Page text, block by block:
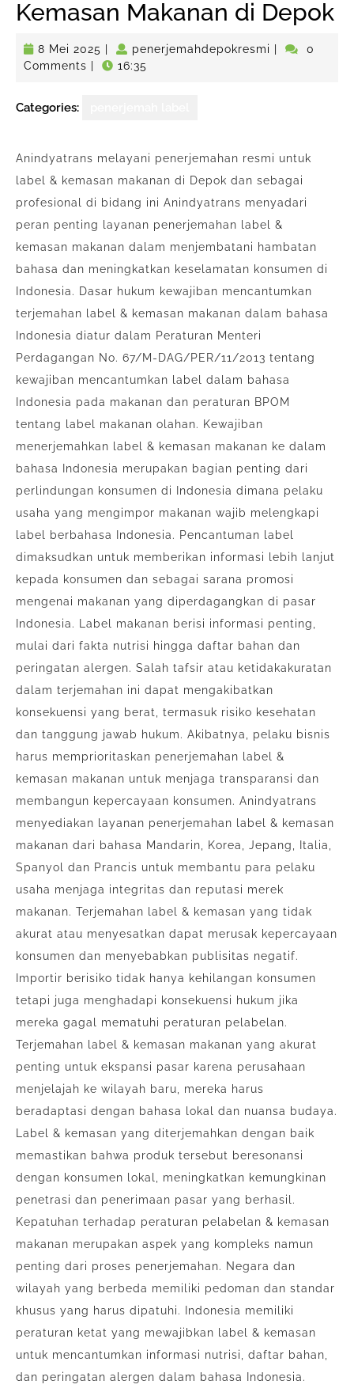
Kemasan Makanan di Depok
8 Mei 2025 8
Mei
penerjemahdepokresmi
0
Comments
16:35
Categories:
Anindyatrans melayani penerjemahan resmi untuk
label & kemasan makanan di Depok dan sebagai
profesional di bidang ini Anindyatrans menyadari
peran penting layanan penerjemahan label &
kemasan makanan dalam menjembatani hambatan
bahasa dan meningkatkan keselamatan konsumen di
Indonesia. Dasar hukum kewajiban mencantumkan
terjemahan label & kemasan makanan dalam bahasa
Indonesia diatur dalam Peraturan Menteri
Perdagangan No. 67/M-DAG/PER/11/2013 tentang
kewajiban mencantumkan label dalam bahasa
Indonesia pada makanan dan peraturan BPOM
tentang label makanan olahan. Kewajiban
menerjemahkan label & kemasan makanan ke dalam
bahasa Indonesia merupakan bagian penting dari
perlindungan konsumen di Indonesia dimana pelaku
usaha yang mengimpor makanan wajib melengkapi
label berbahasa Indonesia. Pencantuman label
dimaksudkan untuk memberikan informasi lebih lanjut
kepada konsumen dan sebagai sarana promosi
mengenai makanan yang diperdagangkan di pasar
Indonesia. Label makanan berisi informasi penting,
mulai dari fakta nutrisi hingga daftar bahan dan
peringatan alergen. Salah tafsir atau ketidakakuratan
dalam terjemahan ini dapat mengakibatkan
konsekuensi yang berat, termasuk risiko kesehatan
dan tanggung jawab hukum. Akibatnya, pelaku bisnis
harus memprioritaskan penerjemahan label &
kemasan makanan untuk menjaga transparansi dan
membangun kepercayaan konsumen. Anindyatrans
menyediakan layanan penerjemahan label & kemasan
makanan dari bahasa Mandarin, Korea, Jepang, Italia,
Spanyol dan Prancis untuk membantu para pelaku
usaha menjaga integritas dan reputasi merek
makanan. Terjemahan label & kemasan yang tidak
akurat atau menyesatkan dapat merusak kepercayaan
konsumen dan menyebabkan publisitas negatif.
Importir berisiko tidak hanya kehilangan konsumen
tetapi juga menghadapi konsekuensi hukum jika
mereka gagal mematuhi peraturan pelabelan.
Terjemahan label & kemasan makanan yang akurat
penting untuk ekspansi pasar karena perusahaan
menjelajah ke wilayah baru, mereka harus
beradaptasi dengan bahasa lokal dan nuansa budaya.
Label & kemasan yang diterjemahkan dengan baik
memastikan bahwa produk tersebut beresonansi
dengan konsumen lokal, meningkatkan kemungkinan
penetrasi dan penerimaan pasar yang berhasil.
Kepatuhan terhadap peraturan pelabelan & kemasan
makanan merupakan aspek yang kompleks namun
penting dari proses penerjemahan. Negara dan
wilayah yang berbeda memiliki pedoman dan standar
khusus yang harus dipatuhi. Indonesia memiliki
peraturan ketat yang mewajibkan label & kemasan
untuk mencantumkan informasi nutrisi, daftar bahan,
dan peringatan alergen dalam bahasa Indonesia.